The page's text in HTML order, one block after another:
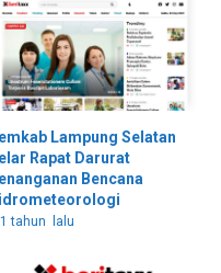
Lampung Selatan
Rapat Darurat
Bencana
1 tahun lalu